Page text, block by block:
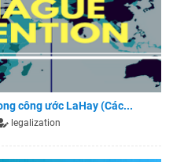
công ước LaHay (Các...
legalization